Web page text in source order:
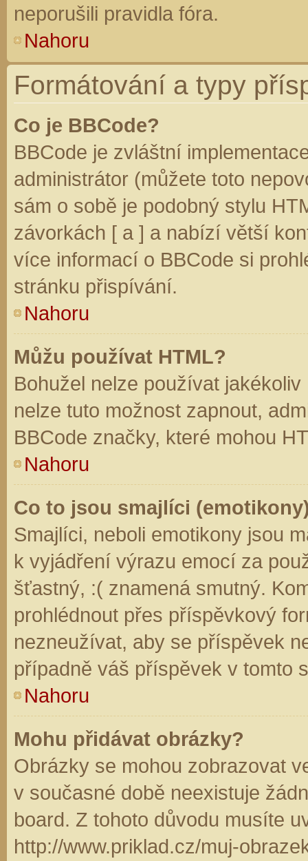
neporušili pravidla fóra.
Nahoru
Formátování a typy
Co je BBCode?
BBCode je zvláštní
administrátor (můžete toto
sám o sobě je podobný stylu
závorkách [ a ] a nabízí větší
více informací o BBCode si
stránku přispívání.
Nahoru
Můžu používat HTML?
Bohužel nelze používat
nelze tuto možnost zapnout,
BBCode značky, které mohou
Nahoru
Co to jsou smajlíci
Smajlíci, neboli emotikony jsou
k vyjádření výrazu emocí za
šťastný, :( znamená smutný.
prohlédnout přes příspěvkový
nezneužívat, aby se příspěvek
případně váš příspěvek v tomto
Nahoru
Mohu přidávat obrázky?
Obrázky se mohou zobrazovat
v současné době neexistuje
board. Z tohoto důvodu musíte
http://www.priklad.cz/muj-